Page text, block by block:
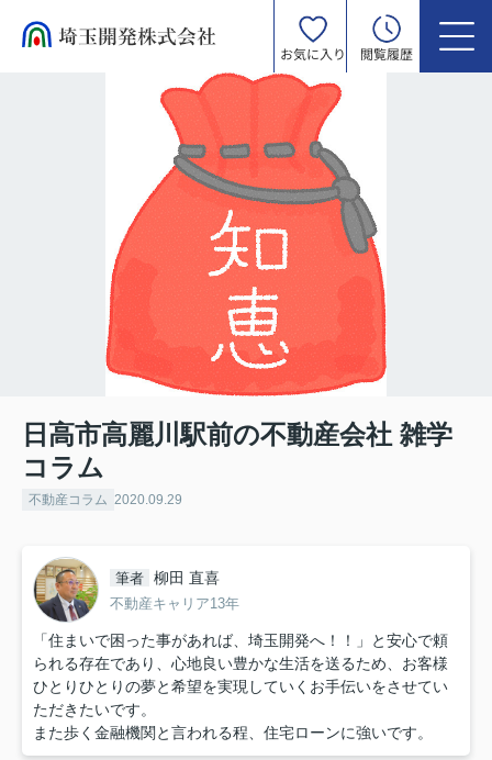
お気に入り 閲覧履歴
日高市高麗川駅前の不動産会社 雑学
コラム
不動産コラム 2020.09.29
筆者 柳田 直喜
不動産キャリア13年
「住まいで困った事があれば、埼玉開発へ！！」と安心で頼
られる存在であり、心地良い豊かな生活を送るため、お客様
ひとりひとりの夢と希望を実現していくお手伝いをさせてい
ただきたいです。
また歩く金融機関と言われる程、住宅ローンに強いです。